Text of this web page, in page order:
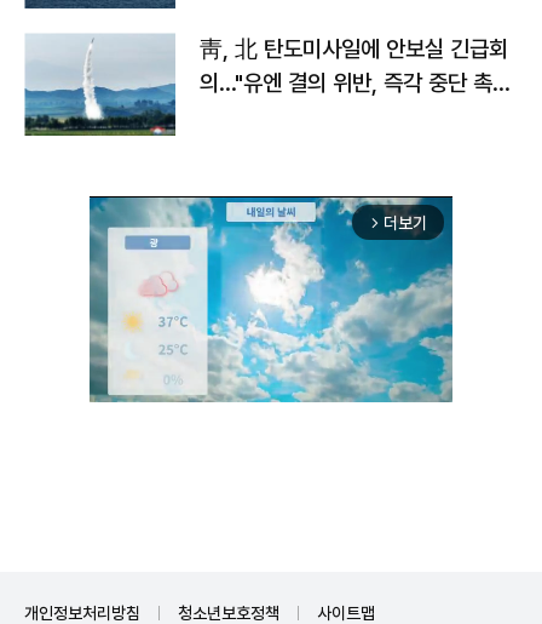
靑, 北 탄도미사일에 안보실 긴급회
의…"유엔 결의 위반, 즉각 중단 촉
arrow_forward_ios 더보기
개인정보처리방침 청소년보호정책 사이트맵